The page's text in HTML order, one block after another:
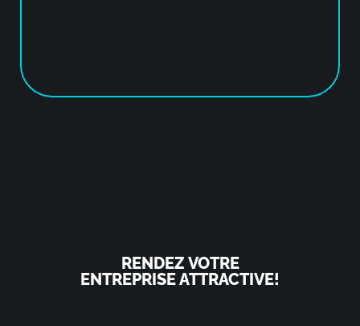
RENDEZ VOTRE
ENTREPRISE ATTRACTIVE!